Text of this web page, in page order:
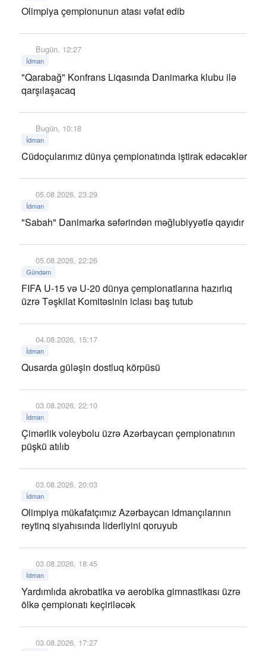
Olimpiya çempionunun atası vəfat edib
Bugün, 12:27
İdman
"Qarabağ" Konfrans Liqasında Danimarka klubu ilə
qarşılaşacaq
Bugün, 10:18
İdman
Cüdoçularımız dünya çempionatında iştirak edəcəklər
05.08.2026, 23:29
İdman
"Sabah" Danimarka səfərindən məğlubiyyətlə qayıdır
05.08.2026, 22:26
Gündəm
FIFA U-15 və U-20 dünya çempionatlarına hazırlıq
üzrə Təşkilat Komitəsinin iclası baş tutub
04.08.2026, 15:17
İdman
Qusarda güləşin dostluq körpüsü
03.08.2026, 22:10
İdman
Çimərlik voleybolu üzrə Azərbaycan çempionatının
püşkü atılıb
03.08.2026, 20:03
İdman
Olimpiya mükafatçımız Azərbaycan idmançılarının
reytinq siyahısında liderliyini qoruyub
03.08.2026, 18:45
İdman
Yardımlıda akrobatika və aerobika gimnastikası üzrə
ölkə çempionatı keçiriləcək
03.08.2026, 17:27